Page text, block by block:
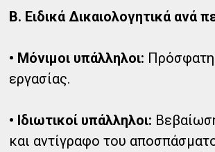
Β. Ειδικά Δικαιολογητικά ανά
• Μόνιμοι υπάλληλοι:
εργασίας.
• Ιδιωτικοί υπάλληλοι:
και αντίγραφο του